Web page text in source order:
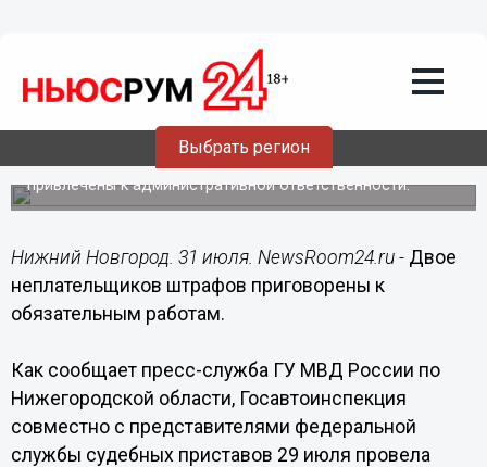
Выбрать регион
Двое неплательщиков штрафов
приговорены к обязательным работам
в Нижегородской области
Выявленные в ходе операции «Дебитор» водители
автобусов, вовремя не заплатившие штрафы,
привлечены к административной ответственности.
Нижний Новгород. 31 июля. NewsRoom24.ru - Двое
неплательщиков штрафов приговорены к
обязательным работам.
Как сообщает пресс-служба ГУ МВД России по
Нижегородской области, Госавтоинспекция
совместно с представителями федеральной
службы судебных приставов 29 июля провела